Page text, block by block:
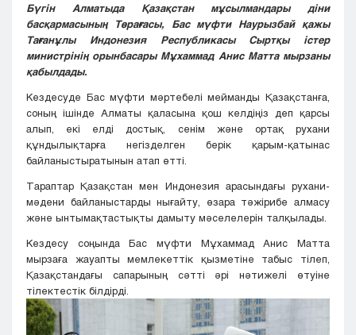
Бүгін Алматыда Қазақстан мұсылмандары діни
басқармасының Төрағасы, Бас мүфти Наурызбай қажы
Тағанұлы Индонезия Республикасы Сыртқы істер
министрінің орынбасары Мұхаммад Анис Матта мырзаны
қабылдады.
Кездесуде Бас мүфти мәртебелі мейманды Қазақстанға,
соның ішінде Алматы қаласына қош келдіңіз деп қарсы
алып, екі елді достық, сенім және ортақ рухани
құндылықтарға негізделген берік қарым-қатынас
байланыстыратынын атап өтті.
Тараптар Қазақстан мен Индонезия арасындағы рухани-
мәдени байланыстарды нығайту, өзара тәжірибе алмасу
және ынтымақтастықты дамыту мәселелерін талқылады.
Кездесу соңында Бас мүфти Мұхаммад Анис Матта
мырзаға жауапты мемлекеттік қызметіне табыс тілеп,
Қазақстандағы сапарының сәтті әрі нәтижелі өтуіне
тілектестік білдірді.